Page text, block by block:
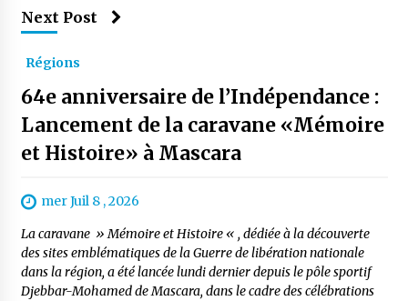
Next Post
Régions
64e anniversaire de l’Indépendance :
Lancement de la caravane «Mémoire
et Histoire» à Mascara
mer Juil 8 , 2026
La caravane » Mémoire et Histoire « , dédiée à la découverte
des sites emblématiques de la Guerre de libération nationale
dans la région, a été lancée lundi dernier depuis le pôle sportif
Djebbar-Mohamed de Mascara, dans le cadre des célébrations